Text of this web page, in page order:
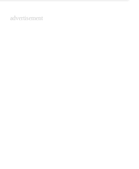
advertisement